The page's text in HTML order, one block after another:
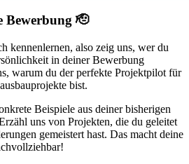
Bewerbung 🫡
kennenlernen, also zeig uns, wer du
in deiner Bewerbung
warum du der perfekte Projektpilot für
bist.
Beispiele aus deiner bisherigen
uns von Projekten, die du geleitet
gemeistert hast. Das macht deine